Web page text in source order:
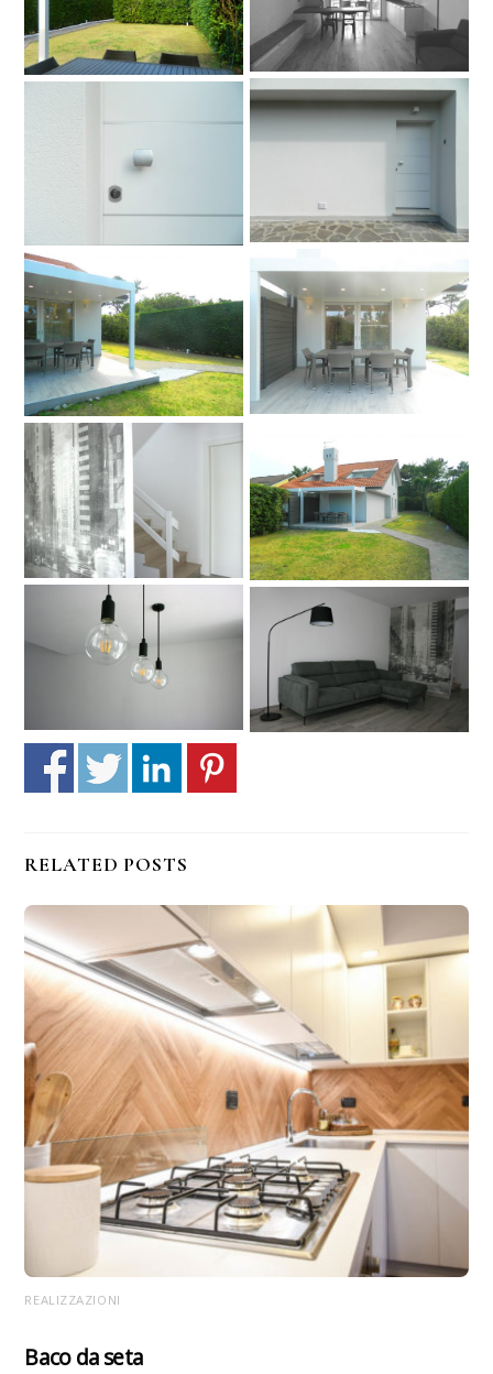
RELATED POSTS
REALIZZAZIONI
Baco da seta